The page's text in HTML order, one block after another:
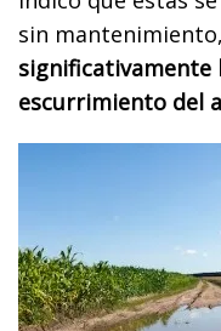
sin mantenimiento,
significativamente
escurrimiento del